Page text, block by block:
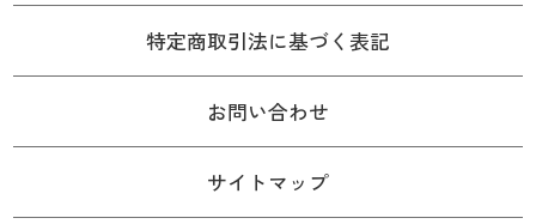
特定商取引法に基づく表記
お問い合わせ
サイトマップ